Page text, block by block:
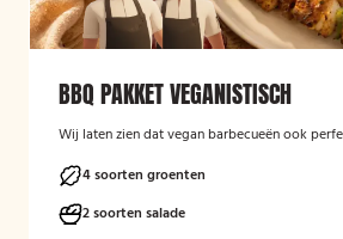
BBQ PAKKET VEGANISTISCH
Wij laten zien dat vegan barbecueën ook
4 soorten groenten
2 soorten salade